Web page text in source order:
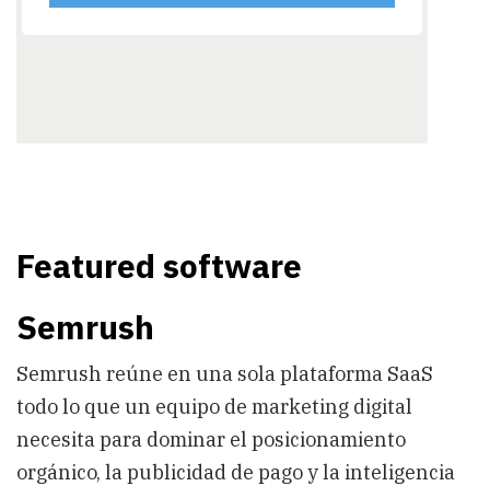
Featured software
Semrush
Semrush reúne en una sola plataforma SaaS
todo lo que un equipo de marketing digital
necesita para dominar el posicionamiento
orgánico, la publicidad de pago y la inteligencia